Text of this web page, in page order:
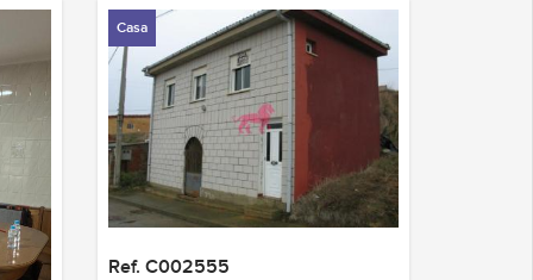
Casa
Ref. C002555